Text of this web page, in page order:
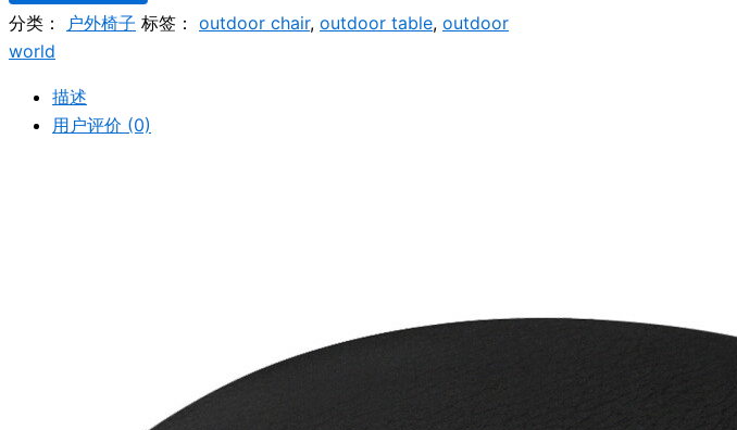
分类： 户外椅子 标签： outdoor chair, outdoor table, outdoor
world
描述
用户评价 (0)